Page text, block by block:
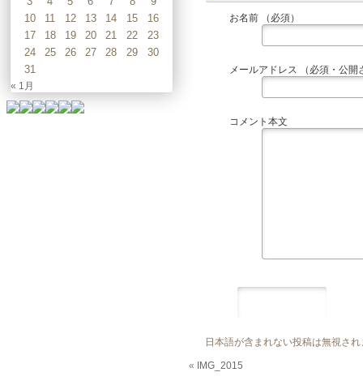
お名前 （必須）
メールアドレス （必須・公開
コメント本文
日本語が含まれない投稿は無視さ
« IMG_2015
10
11 12 13 14 15
16
17
18 19 20 21 22
23
24
25 26 27 28 29
30
31
« 1月